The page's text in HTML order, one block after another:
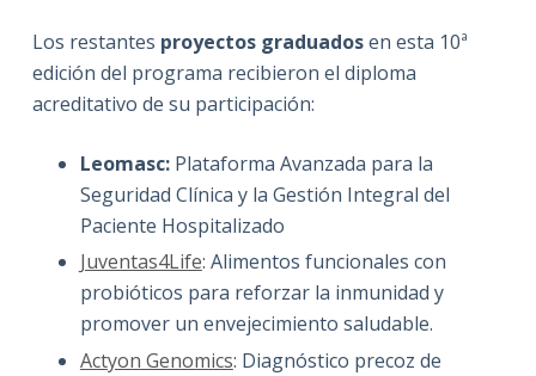
Los restantes proyectos graduadosen esta 10ª
edición del programa recibieron el diploma
acreditativo de su participación:
Leomasc:Plataforma Avanzada para la
Seguridad Clínica y la Gestión Integral del
Paciente Hospitalizado
Juventas4Life: Alimentos funcionales con
probióticos para reforzar la inmunidad y
promover un envejecimiento saludable.
Actyon Genomics: Diagnóstico precoz de